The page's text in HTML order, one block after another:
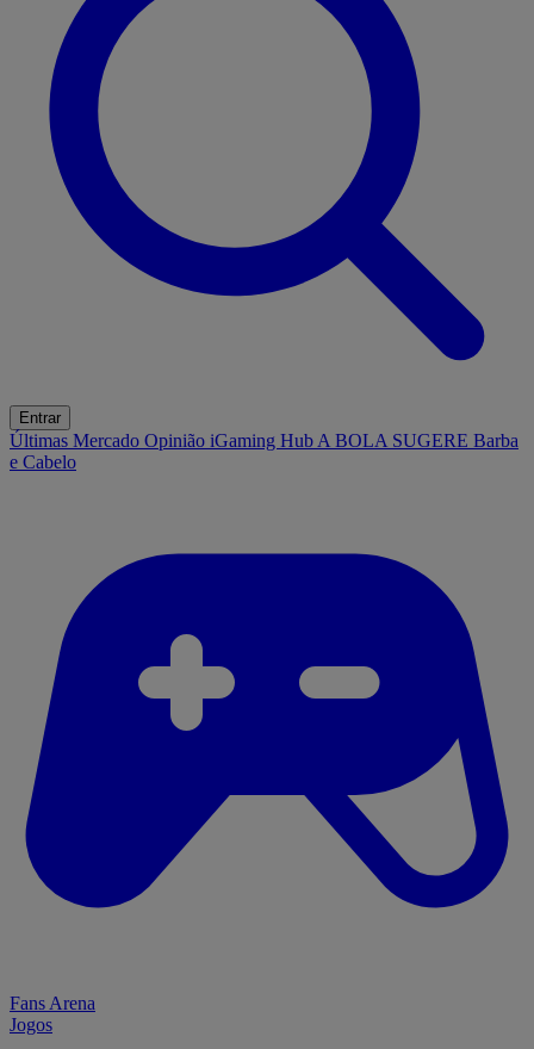
Entrar
Últimas Mercado Opinião iGaming Hub A BOLA SUGERE Barba
e Cabelo
Fans Arena
Jogos